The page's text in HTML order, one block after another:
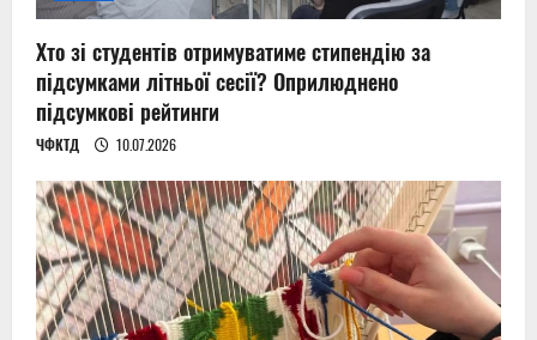
Хто зі студентів отримуватиме стипендію за
підсумками літньої сесії? Оприлюднено
підсумкові рейтинги
ЧФКТД 10.07.2026